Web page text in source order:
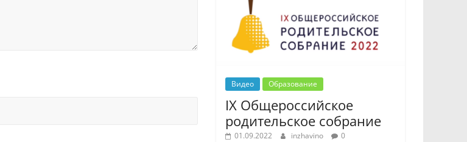
Видео Образование
IX Общероссийское
родительское собрание
01.09.2022 inzhavino 0